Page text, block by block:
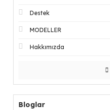
Destek
MODELLER
Hakkımızda
Bloglar